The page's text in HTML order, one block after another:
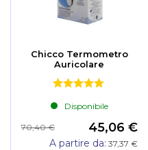
Chicco Termometro
Auricolare
Disponibile
45,06 €
70,40 €
A partire da 37,37 €